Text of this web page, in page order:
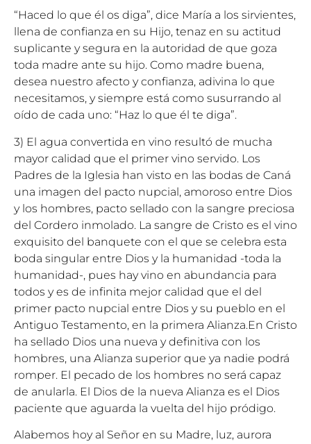
“Haced lo que él os diga”, dice María a los sirvientes,
llena de confianza en su Hijo, tenaz en su actitud
suplicante y segura en la autoridad de que goza
toda madre ante su hijo. Como madre buena,
desea nuestro afecto y confianza, adivina lo que
necesitamos, y siempre está como susurrando al
oído de cada uno: “Haz lo que él te diga”.
3) El agua convertida en vino resultó de mucha
mayor calidad que el primer vino servido. Los
Padres de la Iglesia han visto en las bodas de Caná
una imagen del pacto nupcial, amoroso entre Dios
y los hombres, pacto sellado con la sangre preciosa
del Cordero inmolado. La sangre de Cristo es el vino
exquisito del banquete con el que se celebra esta
boda singular entre Dios y la humanidad -toda la
humanidad-, pues hay vino en abundancia para
todos y es de infinita mejor calidad que el del
primer pacto nupcial entre Dios y su pueblo en el
Antiguo Testamento, en la primera Alianza.En Cristo
ha sellado Dios una nueva y definitiva con los
hombres, una Alianza superior que ya nadie podrá
romper. El pecado de los hombres no será capaz
de anularla. El Dios de la nueva Alianza es el Dios
paciente que aguarda la vuelta del hijo pródigo.
Alabemos hoy al Señor en su Madre, luz, aurora